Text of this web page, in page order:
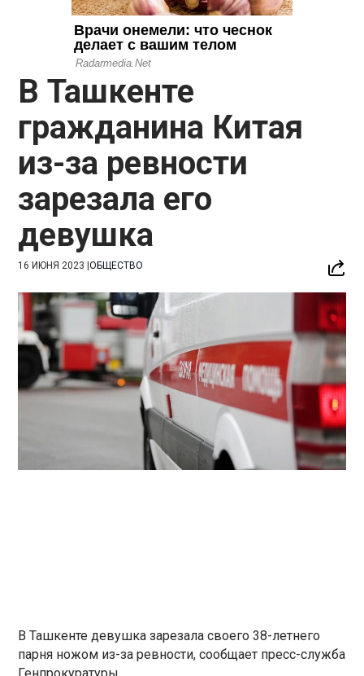
В Ташкенте
гражданина Китая
из-за ревности
зарезала его
девушка
16 ИЮНЯ 2023 |ОБЩЕСТВО
В Ташкенте девушка зарезала своего 38-летнего
парня ножом из-за ревности, сообщает пресс-служба